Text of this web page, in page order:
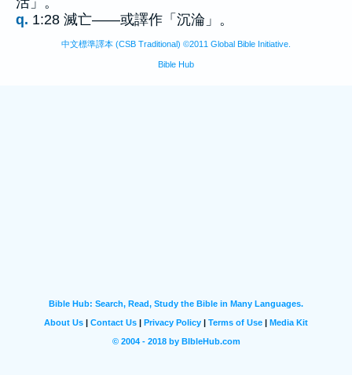
q. 1:28 滅亡——或譯作「沉淪」。
中文標準譯本 (CSB Traditional) ©2011 Global Bible Initiative.
Bible Hub